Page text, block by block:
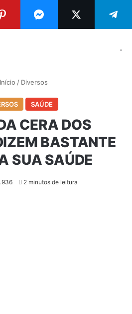
-
Início / Diversos
SAÚDE
CERA DOS
BASTANTE
SUA SAÚDE
2 minutos de leitura